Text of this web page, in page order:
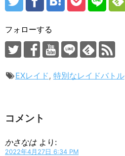
フォローする
EXレイド, 特別なレイドバトル
コメント
かさなは より:
2022年4月27日 6:34 PM